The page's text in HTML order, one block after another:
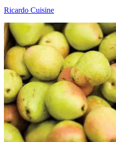
Ricardo Cuisine